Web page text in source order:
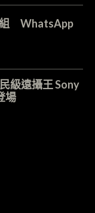
組 WhatsApp
級遠攝王 Sony
場